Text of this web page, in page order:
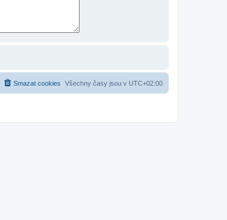
Všechny časy jsou v UTC+02:00
Smazat cookies